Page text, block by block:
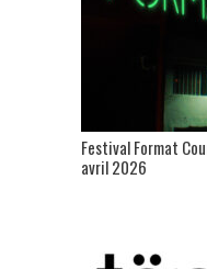
Festival Format
avril 2026